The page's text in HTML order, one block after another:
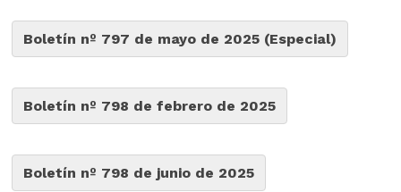
Boletín nº 797 de mayo de 2025 (Especial)
Boletín nº 798 de febrero de 2025
Boletín nº 798 de junio de 2025